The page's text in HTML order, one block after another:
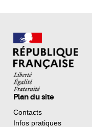
Plan du site
Contacts
Infos pratiques